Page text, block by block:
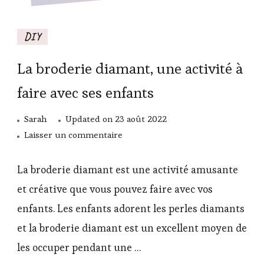
DIY
La broderie diamant, une activité à
faire avec ses enfants
Sarah Updated on 23 août 2022
Laisser un commentaire
broderie
diamant,
activité
à
faire
La broderie diamant est une activité amusante
et créative que vous pouvez faire avec vos
enfants. Les enfants adorent les perles diamants
et la broderie diamant est un excellent moyen de
les occuper pendant une …